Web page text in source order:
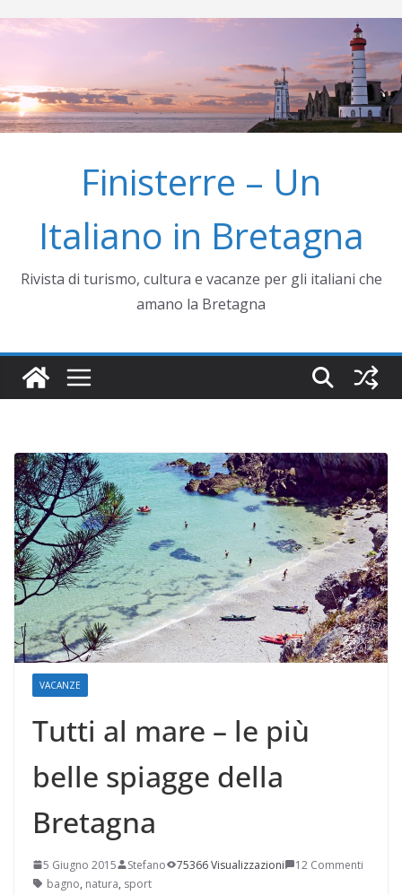
Finisterre – Un
Italiano in Bretagna
Rivista di turismo, cultura e vacanze per gli italiani che
amano la Bretagna
VACANZE
Tutti al mare – le più
belle spiagge della
Bretagna
5 Giugno 2015 Stefano 75366 Visualizzazioni
12 Commenti
bagno, natura, sport